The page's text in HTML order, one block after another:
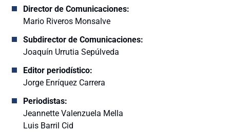
Director de Comunicaciones:
Mario Riveros Monsalve
Subdirector de Comunicaciones:
Joaquín Urrutia Sepúlveda
Editor periodístico:
Jorge Enríquez Carrera
Periodistas:
Jeannette Valenzuela Mella
Luis Barril Cid